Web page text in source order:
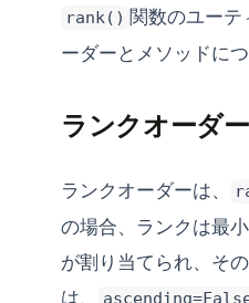
rank() 関数のユーテ
ーダーとメソッドに
ランクオーダー
ランクオーダーは、
の場合、ランクは最
が割り当てられ、そ
は、